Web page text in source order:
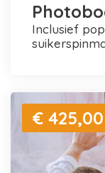
inclusief popcornmachine en
€ 425,00